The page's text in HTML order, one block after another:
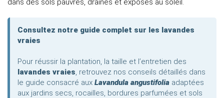
dans des sols pauvres, drainés et exposés au soleil.
Consultez notre guide complet sur les lavandes
vraies
Pour réussir la plantation, la taille et l’entretien des
lavandes vraies, retrouvez nos conseils détaillés dans
le guide consacré aux Lavandula angustifolia adaptées
aux jardins secs, rocailles, bordures parfumées et sols